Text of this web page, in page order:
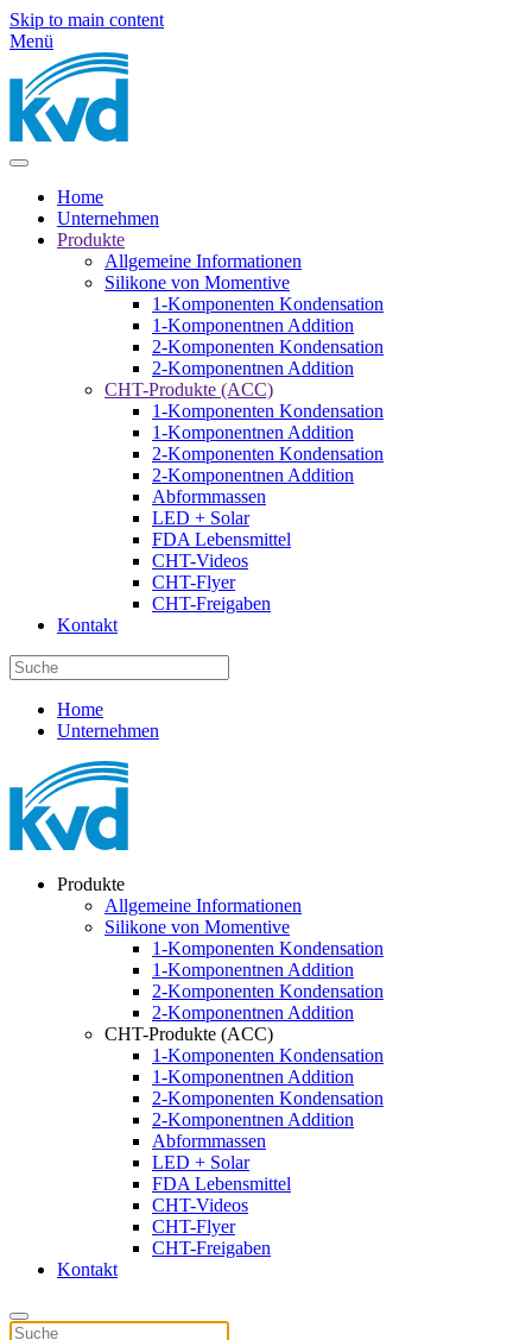
Skip to main content
Menü
Home
Unternehmen
Produkte
Allgemeine Informationen
Silikone von Momentive
1-Komponenten Kondensation
1-Komponentnen Addition
2-Komponenten Kondensation
2-Komponentnen Addition
CHT-Produkte (ACC)
1-Komponenten Kondensation
1-Komponentnen Addition
2-Komponenten Kondensation
2-Komponentnen Addition
Abformmassen
LED + Solar
FDA Lebensmittel
CHT-Videos
CHT-Flyer
CHT-Freigaben
Kontakt
Home
Unternehmen
Produkte
Allgemeine Informationen
Silikone von Momentive
1-Komponenten Kondensation
1-Komponentnen Addition
2-Komponenten Kondensation
2-Komponentnen Addition
CHT-Produkte (ACC)
1-Komponenten Kondensation
1-Komponentnen Addition
2-Komponenten Kondensation
2-Komponentnen Addition
Abformmassen
LED + Solar
FDA Lebensmittel
CHT-Videos
CHT-Flyer
CHT-Freigaben
Kontakt